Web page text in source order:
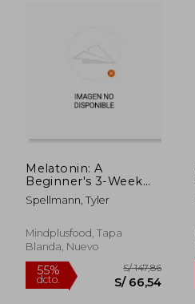
Melatonin: A
Beginner's 3-Week
Guide on How to
Leverage Melatonin
Quality, and Brain
Health (en Inglés)
Spellmann, Tyler
Mindplusfood, Tapa
Blanda, Nuevo